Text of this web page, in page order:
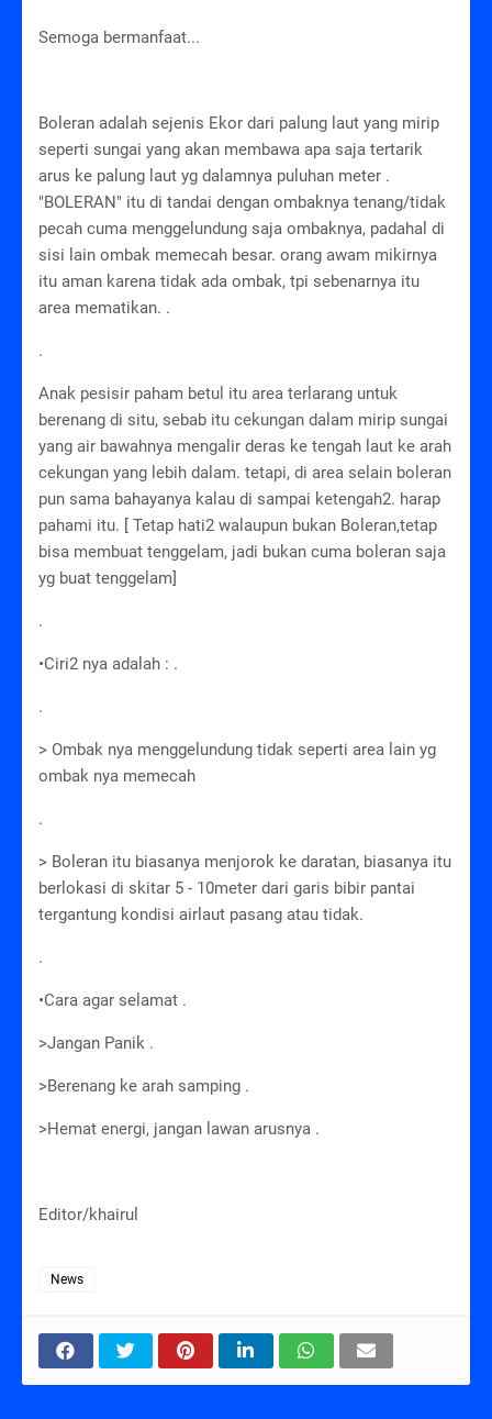
Semoga bermanfaat...
Boleran adalah sejenis Ekor dari palung laut yang mirip
seperti sungai yang akan membawa apa saja tertarik
arus ke palung laut yg dalamnya puluhan meter .
"BOLERAN" itu di tandai dengan ombaknya tenang/tidak
pecah cuma menggelundung saja ombaknya, padahal di
sisi lain ombak memecah besar. orang awam mikirnya
itu aman karena tidak ada ombak, tpi sebenarnya itu
area mematikan. .
.
Anak pesisir paham betul itu area terlarang untuk
berenang di situ, sebab itu cekungan dalam mirip sungai
yang air bawahnya mengalir deras ke tengah laut ke arah
cekungan yang lebih dalam. tetapi, di area selain boleran
pun sama bahayanya kalau di sampai ketengah2. harap
pahami itu. [ Tetap hati2 walaupun bukan Boleran,tetap
bisa membuat tenggelam, jadi bukan cuma boleran saja
yg buat tenggelam]
.
•Ciri2 nya adalah : .
.
> Ombak nya menggelundung tidak seperti area lain yg
ombak nya memecah
.
> Boleran itu biasanya menjorok ke daratan, biasanya itu
berlokasi di skitar 5 - 10meter dari garis bibir pantai
tergantung kondisi airlaut pasang atau tidak.
.
•Cara agar selamat .
>Jangan Panik .
>Berenang ke arah samping .
>Hemat energi, jangan lawan arusnya .
Editor/khairul
News